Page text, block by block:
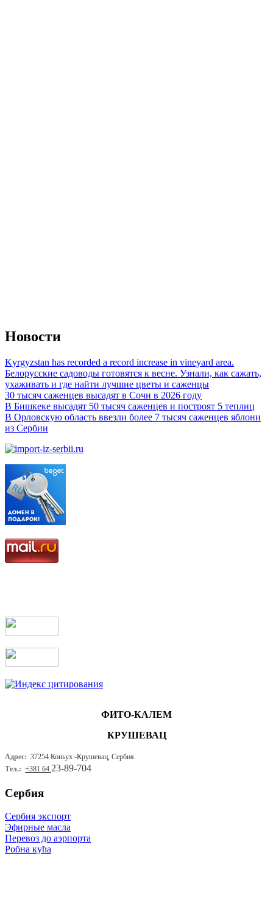
Новости
Kyrgyzstan has recorded a record increase in vineyard area.
Белорусские садоводы готовятся к весне. Узнали, как сажать,
ухаживать и где найти лучшие цветы и саженцы
30 тысяч саженцев высадят в Сочи в 2026 году
В Бишкеке высадят 50 тысяч саженцев и построят 5 теплиц
В Орловскую область ввезли более 7 тысяч саженцев яблони
из Сербии
ФИТО-КАЛЕМ
КРУШЕВАЦ
Адрес: 37254 Коньух -Крушевац, Сербия.
Тел.: +381 64 23-89-704
Сербия
Сербия экспорт
Эфирные масла
Перевоз до аэрпорта
Робна кућа